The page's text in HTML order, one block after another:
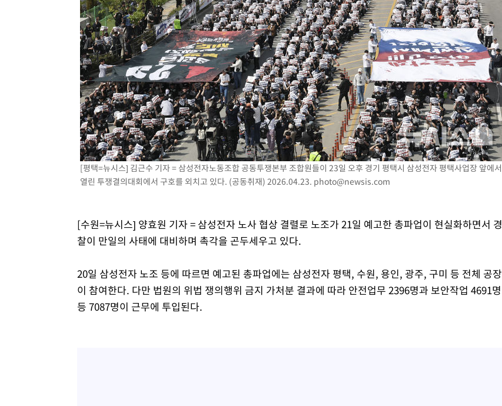
SK하이닉스, 용인·청주 팹에 54조 투자…"AI 메모리 수요 선제 대응"
여자배구 이재영·이다영 자매, 아제르바이잔 투란VC 입단
외국인 심판 성 접대 7경기 들여다보니…한국 축구 '5승 2무'
[속보]코스닥, 2.86포인트(0.36%) 내린 798.81마감
[속보]코스피, 6200선 약보합…0.60% 내린 6258.77에 마쳐
[속보]원·달러 환율, 7.7원 내린 1416.1원 마감
[속보] 노원서 40.1도 관측…서울, 2018년 이후 첫 40도
[속보]종합특검, '계엄 수용공간 확보' 신용해 前교정본부장 기소
외신들도 주목한 韓축구 파문…"국민적 공분에 수사 재개"
11시간 압수수색에 성접대 파문까지…'쑥대밭' 된 축구협회
[속보]규제합리화위원회 부위원장에 김태유 서울대 공대 교수…이병태
[평택=뉴시스] 김근수 기자 = 삼성전자노동조합 공동투쟁본부 조합원들이 23일 오후 경기 평택시 삼성전자 평택사업장 앞에서
열린 투쟁결의대회에서 구호를 외치고 있다. (공동취재) 2026.04.23. photo@newsis.com
[수원=뉴시스] 양효원 기자 = 삼성전자 노사 협상 결렬로 노조가 21일 예고한 총파업이 현실화하면서 경
찰이 만일의 사태에 대비하며 촉각을 곤두세우고 있다.
20일 삼성전자 노조 등에 따르면 예고된 총파업에는 삼성전자 평택, 수원, 용인, 광주, 구미 등 전체 공장
이 참여한다. 다만 법원의 위법 쟁의행위 금지 가처분 결과에 따라 안전업무 2396명과 보안작업 4691명
등 7087명이 근무에 투입된다.